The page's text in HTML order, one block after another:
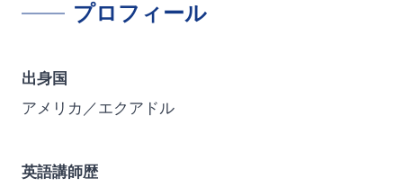
プロフィール
出身国
アメリカ／エクアドル
英語講師歴